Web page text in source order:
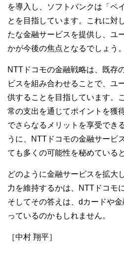
を導入し、ソフトバンクは「ペ
とを目指しています。これに対
たな金融サービスを提供し、ユ
かが今後の焦点となるでしょう。
NTTドコモの金融戦略は、既存
ビスを組み合わせることで、ユ
供することを目指しています。
常の支出を通じてポイントを獲
でさらなるメリットを享受でき
うに、NTTドコモの金融サービ
ても多くの可能性を秘めている
どのように金融サービスを拡大
力を維持するかは、NTTドコモ
そしてその答えは、dカードや
っているのかもしれません。
［中村 翔平］